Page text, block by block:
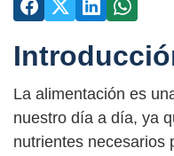
La alimentación es
nuestro día a día, ya
nutrientes necesarios